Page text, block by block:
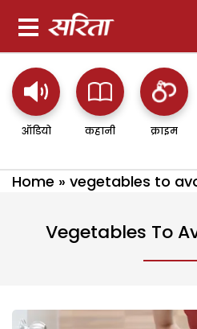
ऑडियो कहानी क्राइम
Home » vegetables to
Vegetables To